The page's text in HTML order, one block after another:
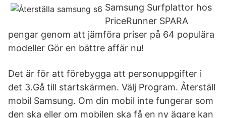
Samsung Surfplattor hos
PriceRunner SPARA
pengar genom att jämföra priser på 64 populära
modeller Gör en bättre affär nu!
Det är för att förebygga att personuppgifter i
det 3.Gå till startskärmen. Välj Program. Återställ
mobil Samsung. Om din mobil inte fungerar som
den ska eller om mobilen ska få en ny ägare kan